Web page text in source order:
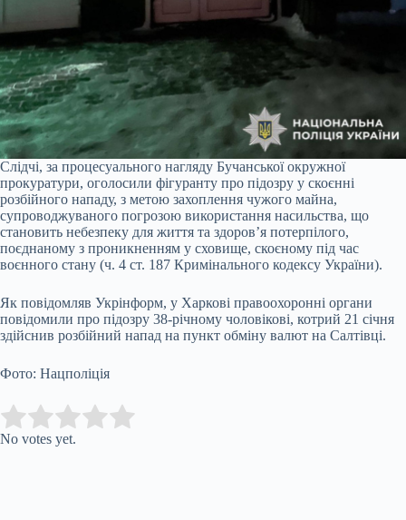
Слідчі, за процесуального нагляду Бучанської окружної
прокуратури, оголосили фігуранту про підозру у скоєнні
розбійного нападу, з метою захоплення чужого майна,
супроводжуваного погрозою використання насильства, що
становить небезпеку для життя та здоров’я потерпілого,
поєднаному з проникненням у сховище, скоєному під час
воєнного стану (ч. 4 ст. 187 Кримінального кодексу України).
Як повідомляв Укрінформ, у Харкові правоохоронні органи
повідомили про підозру 38-річному чоловікові, котрий 21 січня
здійснив розбійний напад на пункт обміну валют на Салтівці.
Фото: Нацполіція
Rate this item:
No votes yet.